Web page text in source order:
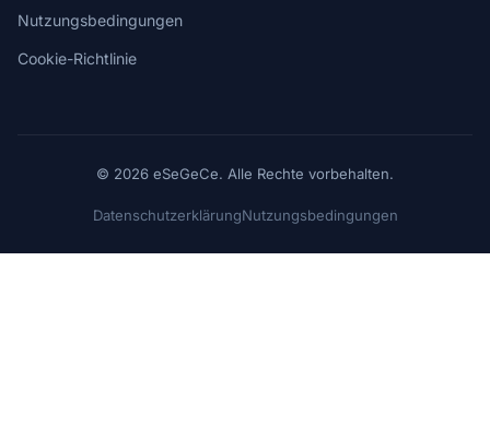
Nutzungsbedingungen
Cookie-Richtlinie
© 2026 eSeGeCe. Alle Rechte vorbehalten.
DatenschutzerklärungNutzungsbedingungen